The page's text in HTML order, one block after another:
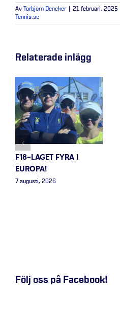
Av Torbjörn Dencker 21 februari, 2025
Tennis.se
Relaterade inlägg
F18-LAGET FYRA I
EUROPA!
7 augusti, 2026
Följ oss på Facebook!